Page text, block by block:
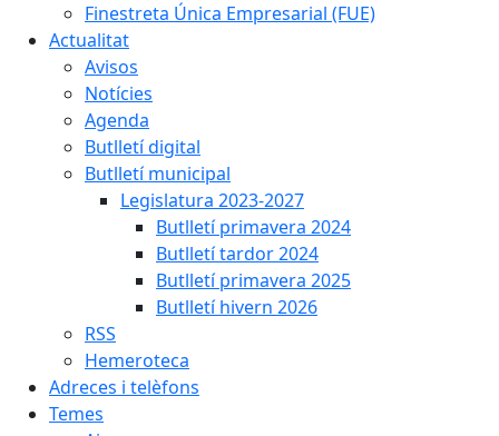
Finestreta Única Empresarial (FUE)
Actualitat
Avisos
Notícies
Agenda
Butlletí digital
Butlletí municipal
Legislatura 2023-2027
Butlletí primavera 2024
Butlletí tardor 2024
Butlletí primavera 2025
Butlletí hivern 2026
RSS
Hemeroteca
Adreces i telèfons
Temes